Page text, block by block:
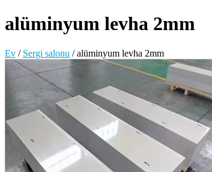
alüminyum levha 2mm
Ev / Sergi salonu /alüminyum levha 2mm